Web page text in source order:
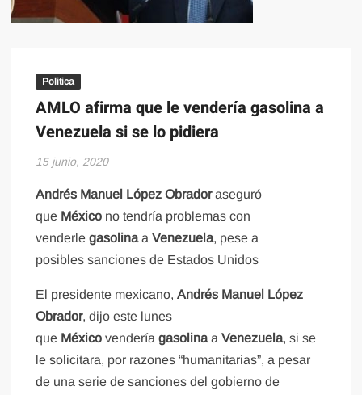
Politica
AMLO afirma que le vendería gasolina a
Venezuela si se lo pidiera
15 junio, 2020
Andrés Manuel López Obradoraseguró
que México no tendría problemas con
venderlegasolinaaVenezuela, pese a
posibles sanciones de Estados Unidos
El presidente mexicano,Andrés Manuel López
Obrador, dijo este lunes
que México venderíagasolinaaVenezuela, si se
le solicitara, por razones “humanitarias”, a pesar
de una serie de sanciones del gobierno de